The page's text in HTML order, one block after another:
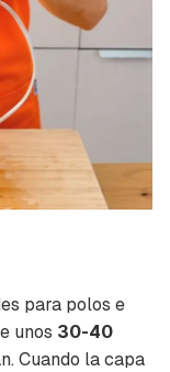
para polos e
unos 30-40
Cuando la capa